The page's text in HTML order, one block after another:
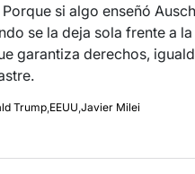
si algo enseñó
se la deja sola frente a
garantiza derechos,
Trump,EEUU,Javier Milei